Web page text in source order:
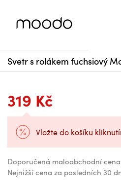
Svetr s rolákem fuchsiový
319 Kč
Vložte do košíku
Doporučená maloobchodní
Nejnižší cena za posledních 30